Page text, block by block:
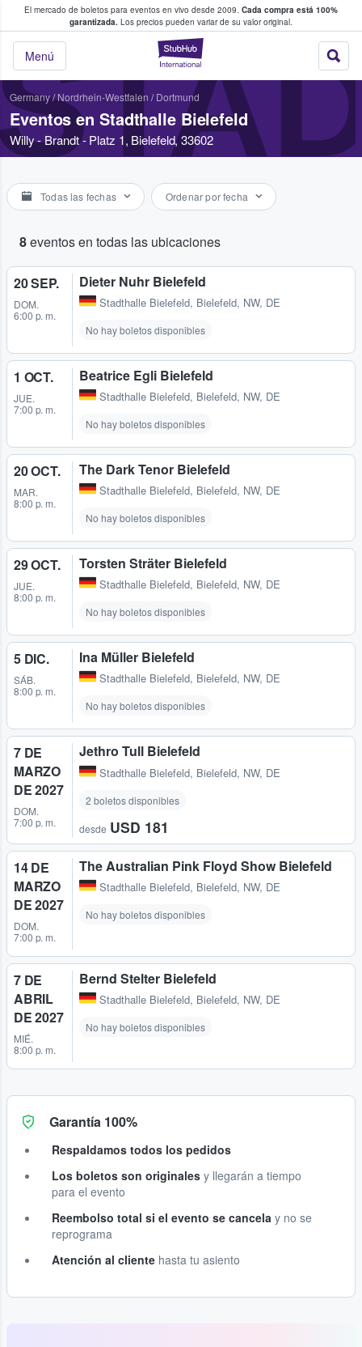
El mercado de boletos para eventos en vivo desde 2009. Cada compra está 100%
garantizada. Los precios pueden variar de su valor original.
StubHub: donde
Menú
fans compran y venden boletos
Germany/ Nordrhein-Westfalen / Dortmund
Eventos en Stadthalle Bielefeld
Willy - Brandt - Platz 1, Bielefeld, 33602
Todas las fechas Ordenar por fecha
8eventos en todas las ubicaciones
20 SEP.
DOM.
6:00 p. m.
Dieter Nuhr Bielefeld
Stadthalle Bielefeld, Bielefeld, NW, DE
No hay boletos disponibles
1 OCT.
JUE.
7:00 p. m.
Beatrice Egli Bielefeld
Stadthalle Bielefeld, Bielefeld, NW, DE
No hay boletos disponibles
20 OCT.
MAR.
8:00 p. m.
The Dark Tenor Bielefeld
Stadthalle Bielefeld, Bielefeld, NW, DE
No hay boletos disponibles
29 OCT.
JUE.
8:00 p. m.
Torsten Sträter Bielefeld
Stadthalle Bielefeld, Bielefeld, NW, DE
No hay boletos disponibles
5 DIC.
SÁB.
8:00 p. m.
Ina Müller Bielefeld
Stadthalle Bielefeld, Bielefeld, NW, DE
No hay boletos disponibles
7 DE
MARZO
DE 2027
DOM.
7:00 p. m.
Jethro Tull Bielefeld
Stadthalle Bielefeld, Bielefeld, NW, DE
2 boletos disponibles
desde USD 181
14 DE
MARZO
DE 2027
DOM.
7:00 p. m.
The Australian Pink Floyd Show Bielefeld
Stadthalle Bielefeld, Bielefeld, NW, DE
No hay boletos disponibles
7 DE
ABRIL
DE 2027
MIÉ.
8:00 p. m.
Bernd Stelter Bielefeld
Stadthalle Bielefeld, Bielefeld, NW, DE
No hay boletos disponibles
Garantía 100%
Respaldamos todos los pedidos
Los boletos son originales y llegarán a tiempo
para el evento
Reembolso total si el evento se cancela y no se
reprograma
Atención al cliente hasta tu asiento